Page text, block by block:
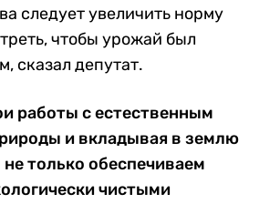
следует увеличить норму
чтобы урожай был
сказал депутат.
работы с естественным
и вкладывая в землю
только обеспечиваем
чистыми